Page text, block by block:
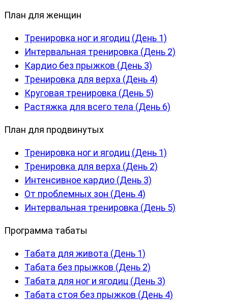
План для женщин
Тренировка ног и ягодиц (День 1)
Интервальная тренировка (День 2)
Кардио без прыжков (День 3)
Тренировка для верха (День 4)
Круговая тренировка (День 5)
Растяжка для всего тела (День 6)
План для продвинутых
Тренировка ног и ягодиц (День 1)
Тренировка для верха (День 2)
Интенсивное кардио (День 3)
От проблемных зон (День 4)
Интервальная тренировка (День 5)
Программа табаты
Табата для живота (День 1)
Табата без прыжков (День 2)
Табата для ног и ягодиц (День 3)
Табата стоя без прыжков (День 4)